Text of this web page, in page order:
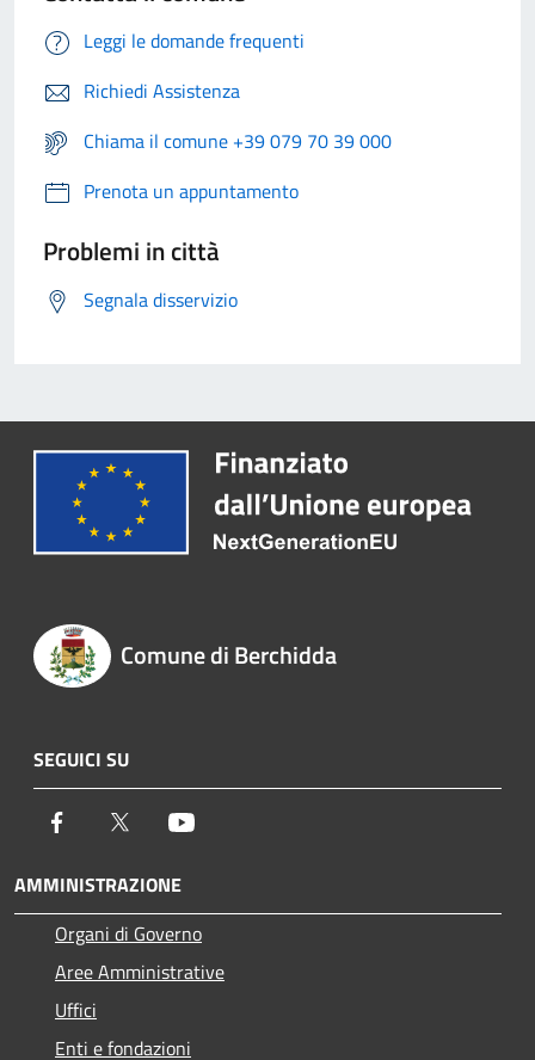
Leggi le domande frequenti
Richiedi Assistenza
Chiama il comune +39 079 70 39 000
Prenota un appuntamento
Problemi in città
Segnala disservizio
Comune di Berchidda
SEGUICI SU
Facebook Twitter
AMMINISTRAZIONE
Organi di Governo
Aree Amministrative
Uffici
Enti e fondazioni